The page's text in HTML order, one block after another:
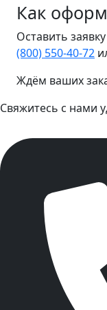
Как
Оставить
(800) 550-40-72
Ждём ваших
Свяжитесь с нами